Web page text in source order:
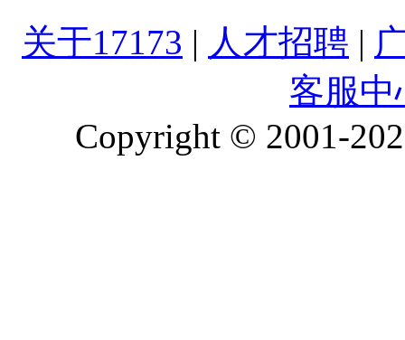
关于17173 | 人才招聘 |
客服中
Copyright © 2001-